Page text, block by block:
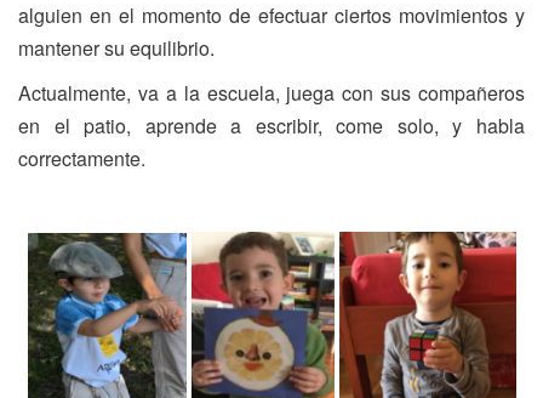
alguien en el momento de efectuar ciertos movimientos y
mantener su equilibrio.
Actualmente, va a la escuela, juega con sus compañeros
en el patio, aprende a escribir, come solo, y habla
correctamente.